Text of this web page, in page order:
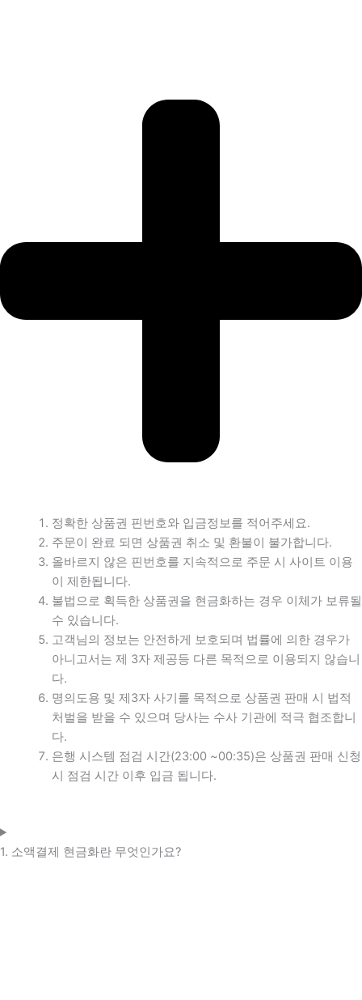
정확한 상품권 핀번호와 입금정보를 적어주세요.
주문이 완료 되면 상품권 취소 및 환불이 불가합니다.
올바르지 않은 핀번호를 지속적으로 주문 시 사이트 이용
이 제한됩니다.
불법으로 획득한 상품권을 현금화하는 경우 이체가 보류될
수 있습니다.
고객님의 정보는 안전하게 보호되며 법률에 의한 경우가
아니고서는 제 3자 제공등 다른 목적으로 이용되지 않습니
다.
명의도용 및 제3자 사기를 목적으로 상품권 판매 시 법적
처벌을 받을 수 있으며 당사는 수사 기관에 적극 협조합니
다.
은행 시스템 점검 시간(23:00 ~00:35)은 상품권 판매 신청
시 점검 시간 이후 입금 됩니다.
1. 소액결제 현금화란 무엇인가요?